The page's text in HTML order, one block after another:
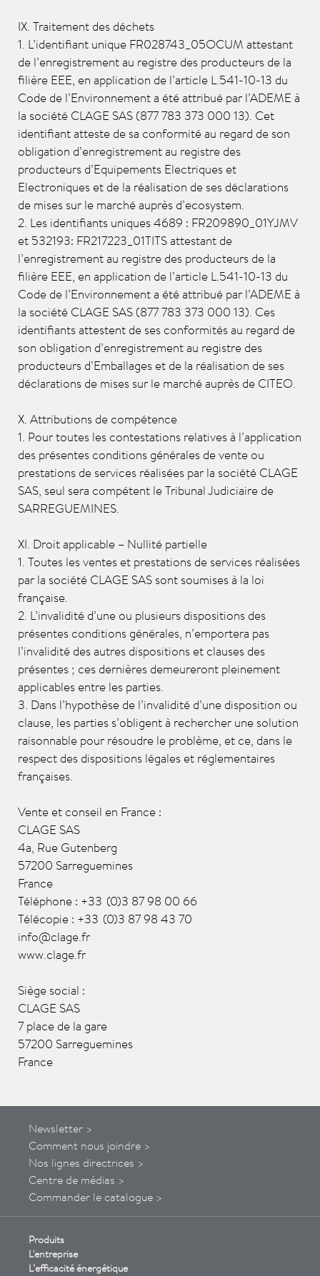
IX. Traitement des déchets
1. L’identifiant unique FR028743_05OCUM attestant
de l’enregistrement au registre des producteurs de la
filière EEE, en application de l’article L.541-10-13 du
Code de l’Environnement a été attribué par l’ADEME à
la société CLAGE SAS (877 783 373 000 13). Cet
identifiant atteste de sa conformité au regard de son
obligation d’enregistrement au registre des
producteurs d’Equipements Electriques et
Electroniques et de la réalisation de ses déclarations
de mises sur le marché auprès d’ecosystem.
2. Les identifiants uniques 4689 : FR209890_01YJMV
et 532193: FR217223_01TITS attestant de
l’enregistrement au registre des producteurs de la
filière EEE, en application de l’article L.541-10-13 du
Code de l’Environnement a été attribué par l’ADEME à
la société CLAGE SAS (877 783 373 000 13). Ces
identifiants attestent de ses conformités au regard de
son obligation d’enregistrement au registre des
producteurs d’Emballages et de la réalisation de ses
déclarations de mises sur le marché auprès de CITEO.
X. Attributions de compétence
1. Pour toutes les contestations relatives à l’application
des présentes conditions générales de vente ou
prestations de services réalisées par la société CLAGE
SAS, seul sera compétent le Tribunal Judiciaire de
SARREGUEMINES.
XI. Droit applicable – Nullité partielle
1. Toutes les ventes et prestations de services réalisées
par la société CLAGE SAS sont soumises à la loi
française.
2. L’invalidité d’une ou plusieurs dispositions des
présentes conditions générales, n’emportera pas
l’invalidité des autres dispositions et clauses des
présentes ; ces dernières demeureront pleinement
applicables entre les parties.
3. Dans l’hypothèse de l’invalidité d’une disposition ou
clause, les parties s’obligent à rechercher une solution
raisonnable pour résoudre le problème, et ce, dans le
respect des dispositions légales et réglementaires
françaises.
Vente et conseil en France :
CLAGE SAS
4a, Rue Gutenberg
57200 Sarreguemines
France
Téléphone : +33 (0)3 87 98 00 66
Télécopie : +33 (0)3 87 98 43 70
info@clage.fr
www.clage.fr
Siège social :
CLAGE SAS
7 place de la gare
57200 Sarreguemines
France
Newsletter >
Comment nous joindre >
Nos lignes directrices >
Centre de médias >
Commander le catalogue >
Produits
L'entreprise
L’efficacité énergétique